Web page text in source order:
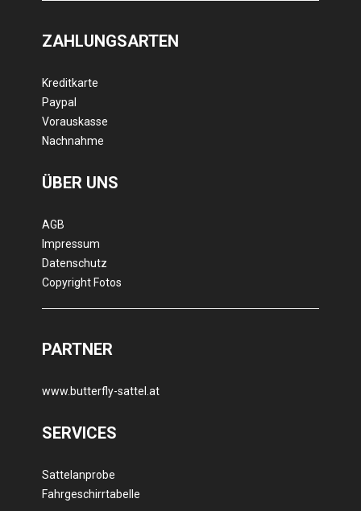
ZAHLUNGSARTEN
Kreditkarte
Paypal
Vorauskasse
Nachnahme
ÜBER UNS
AGB
Impressum
Datenschutz
Copyright Fotos
PARTNER
www.butterfly-sattel.at
SERVICES
Sattelanprobe
Fahrgeschirrtabelle